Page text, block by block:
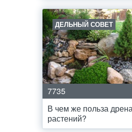
ДЕЛЬНЫЙ СОВЕТ
7735
В чем же польза
растений?